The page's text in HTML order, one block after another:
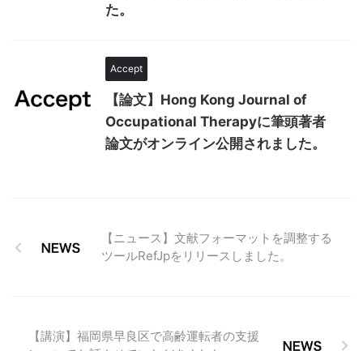
た。
Accept
【論文】Hong Kong Journal of
Occupational Therapyに筆頭著者
論文がオンライン公開されました。
【ニュース】文献フォーマットを調整する
ツールRefJpをリリースしました。
【講演】福岡県早良区で高齢運転者の支援